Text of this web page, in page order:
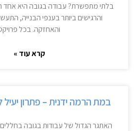
בלתי מתפשרת? עבודה בגובה היא אחד
והרגישים ביותר בענפי הבנייה,
והאחזקה. בכל
קרא עוד »
במת הרמה ידנית – פתרון יעיל
האתגר הגדול של עבודות בגובה בחללים